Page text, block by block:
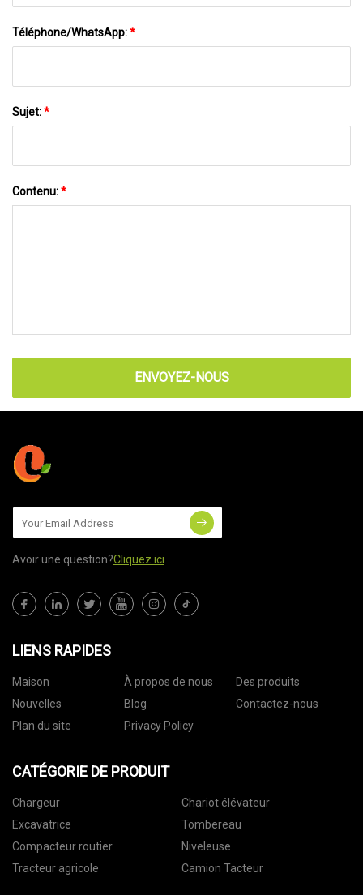
Téléphone/WhatsApp:*
Sujet:*
Contenu:*
ENVOYEZ-NOUS
Avoir une question?Cliquez ici
LIENS RAPIDES
Maison À propos de nous
Des produits
Nouvelles
Blog
Contactez-nous
Plan du site
Privacy Policy
CATÉGORIE DE PRODUIT
Chargeur
Chariot élévateur
Excavatrice
Tombereau
Compacteur routier
Niveleuse
Tracteur agricole
Camion Tacteur